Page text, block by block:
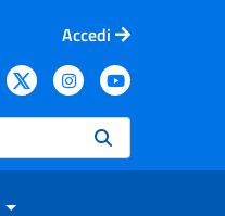
Accedi